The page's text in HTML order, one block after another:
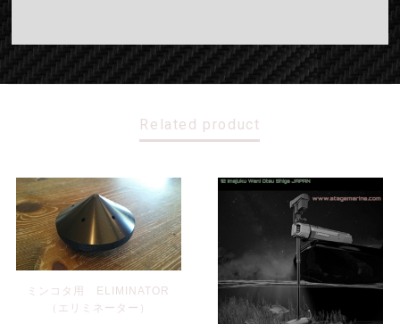
Related product
ミンコタ用 ELIMINATOR
（エリミネーター）